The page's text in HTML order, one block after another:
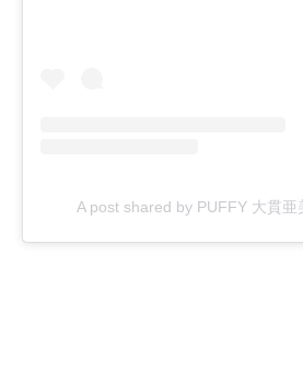
A post shared by PUFFY 大貫